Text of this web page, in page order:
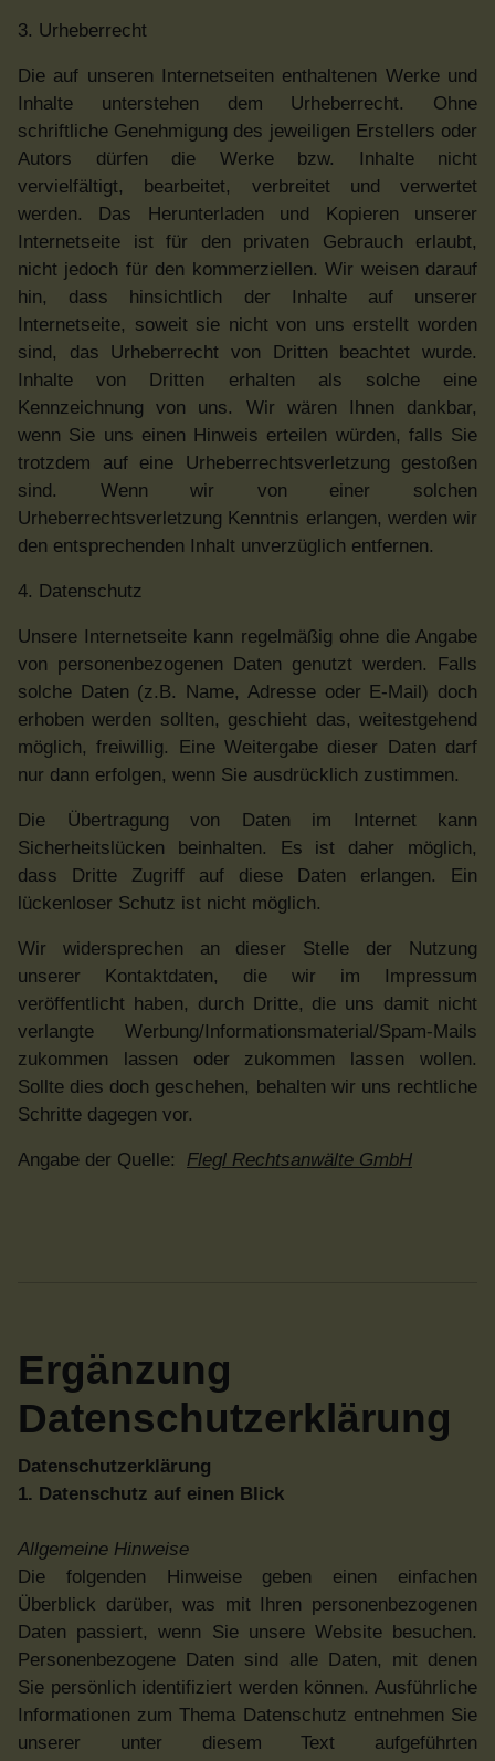
3. Urheberrecht
Die auf unseren Internetseiten enthaltenen Werke und
Inhalte unterstehen dem Urheberrecht. Ohne
schriftliche Genehmigung des jeweiligen Erstellers oder
Autors dürfen die Werke bzw. Inhalte nicht
vervielfältigt, bearbeitet, verbreitet und verwertet
werden. Das Herunterladen und Kopieren unserer
Internetseite ist für den privaten Gebrauch erlaubt,
nicht jedoch für den kommerziellen. Wir weisen darauf
hin, dass hinsichtlich der Inhalte auf unserer
Internetseite, soweit sie nicht von uns erstellt worden
sind, das Urheberrecht von Dritten beachtet wurde.
Inhalte von Dritten erhalten als solche eine
Kennzeichnung von uns. Wir wären Ihnen dankbar,
wenn Sie uns einen Hinweis erteilen würden, falls Sie
trotzdem auf eine Urheberrechtsverletzung gestoßen
sind. Wenn wir von einer solchen
Urheberrechtsverletzung Kenntnis erlangen, werden wir
den entsprechenden Inhalt unverzüglich entfernen.
4. Datenschutz
Unsere Internetseite kann regelmäßig ohne die Angabe
von personenbezogenen Daten genutzt werden. Falls
solche Daten (z.B. Name, Adresse oder E-Mail) doch
erhoben werden sollten, geschieht das, weitestgehend
möglich, freiwillig. Eine Weitergabe dieser Daten darf
nur dann erfolgen, wenn Sie ausdrücklich zustimmen.
Die Übertragung von Daten im Internet kann
Sicherheitslücken beinhalten. Es ist daher möglich,
dass Dritte Zugriff auf diese Daten erlangen. Ein
lückenloser Schutz ist nicht möglich.
Wir widersprechen an dieser Stelle der Nutzung
unserer Kontaktdaten, die wir im Impressum
veröffentlicht haben, durch Dritte, die uns damit nicht
verlangte Werbung/Informationsmaterial/Spam-Mails
zukommen lassen oder zukommen lassen wollen.
Sollte dies doch geschehen, behalten wir uns rechtliche
Schritte dagegen vor.
Angabe der Quelle: Flegl Rechtsanwälte GmbH
Ergänzung
Datenschutzerklärung
Datenschutzerklärung
1. Datenschutz auf einen Blick
Allgemeine Hinweise
Die folgenden Hinweise geben einen einfachen
Überblick darüber, was mit Ihren personenbezogenen
Daten passiert, wenn Sie unsere Website besuchen.
Personenbezogene Daten sind alle Daten, mit denen
Sie persönlich identifiziert werden können. Ausführliche
Informationen zum Thema Datenschutz entnehmen Sie
unserer unter diesem Text aufgeführten